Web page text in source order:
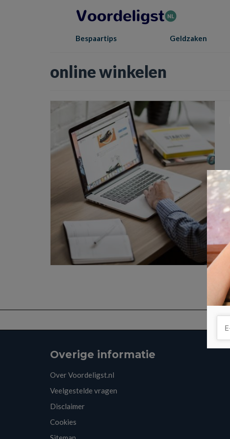
Bespaartips Geldzaken
online winkelen
Overige informatie
Over Voordeligst.nl
Veelgestelde vragen
Disclaimer
Cookies